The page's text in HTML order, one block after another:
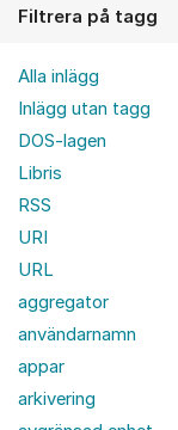
Filtrera på tagg
Alla inlägg
Inlägg utan tagg
DOS-lagen
Libris
RSS
URI
URL
aggregator
användarnamn
appar
arkivering